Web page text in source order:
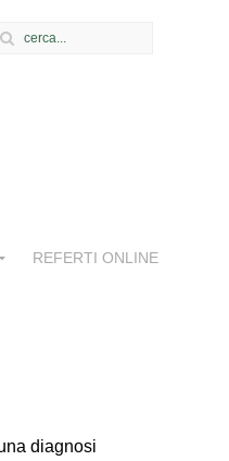
REFERTI ONLINE
diagnosi